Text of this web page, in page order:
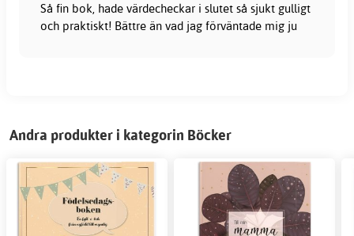
Så fin bok, hade värdecheckar i slutet så sjukt gulligt
och praktiskt! Bättre än vad jag förväntade mig ju
Andra produkter i kategorin Böcker